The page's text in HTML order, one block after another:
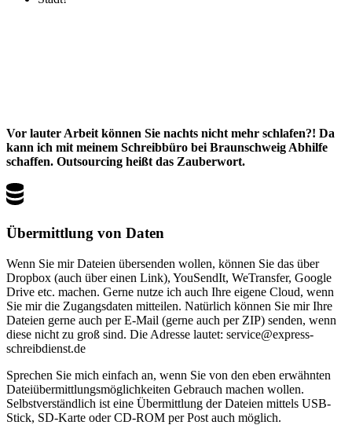
Vor lauter Arbeit können Sie nachts nicht mehr schlafen?! Da
kann ich mit meinem Schreibbüro bei Braunschweig Abhilfe
schaffen. Outsourcing heißt das Zauberwort.
Übermittlung von Daten
Wenn Sie mir Dateien übersenden wollen, können Sie das über
Dropbox (auch über einen Link), YouSendIt, WeTransfer, Google
Drive etc. machen. Gerne nutze ich auch Ihre eigene Cloud, wenn
Sie mir die Zugangsdaten mitteilen. Natürlich können Sie mir Ihre
Dateien gerne auch per E-Mail (gerne auch per ZIP) senden, wenn
diese nicht zu groß sind. Die Adresse lautet: service@express-
schreibdienst.de
Sprechen Sie mich einfach an, wenn Sie von den eben erwähnten
Dateiübermittlungsmöglichkeiten Gebrauch machen wollen.
Selbstverständlich ist eine Übermittlung der Dateien mittels USB-
Stick, SD-Karte oder CD-ROM per Post auch möglich.